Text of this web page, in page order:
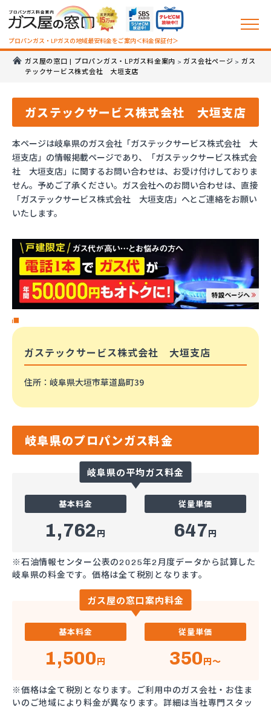
プロパンガス・LPガスの地域最安料金をご案内＜料金保証付＞
ガス屋の窓口 | プロパンガス・LPガス料金案内 >ガス会社ページ > ガス
テックサービス株式会社 大垣支店
ガステックサービス株式会社 大垣支店
本ページは岐阜県のガス会社「ガステックサービス株式会社 大
垣支店」の情報掲載ページであり、「ガステックサービス株式会
社 大垣支店」に関するお問い合わせは、お受け付けしておりま
せん。予めご了承ください。ガス会社へのお問い合わせは、直接
「ガステックサービス株式会社 大垣支店」へとご連絡をお願い
いたします。
ガステックサービス株式会社 大垣支店
住所 ：岐阜県大垣市草道島町39
岐阜県のプロパンガス料金
岐阜県の平均ガス料金
基本料金
1,762 円
従量単価
647円
※石油情報センター公表の2025年2月度データから試算した
岐阜県の料金です。価格は全て税別となります。
ガス屋の窓口案内料金
基本料金
1,500円
従量単価
350円～
※価格は全て税別となります。ご利用中のガス会社・お住ま
いのご地域により料金が異なります。詳細は当社専門スタッ